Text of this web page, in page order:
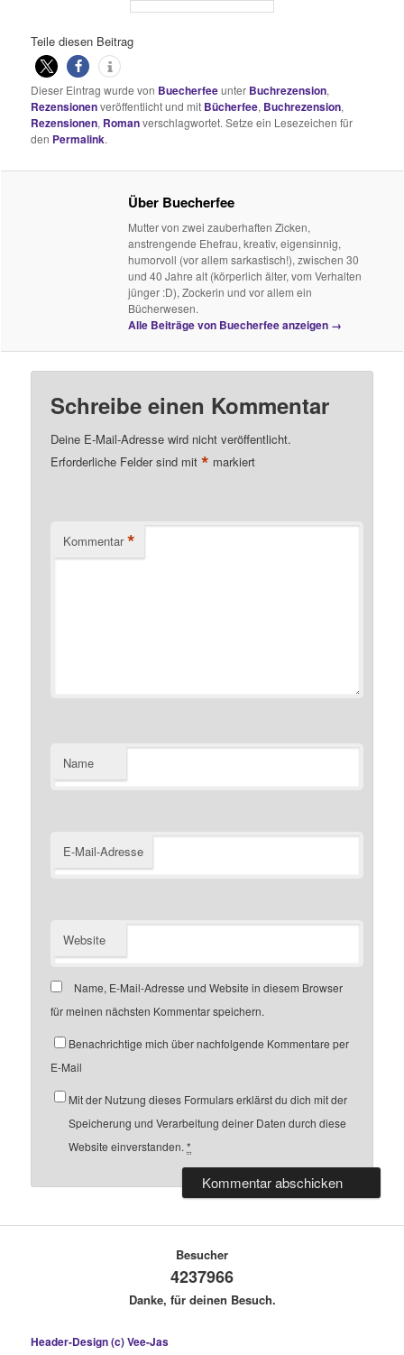
Teile diesen Beitrag
Dieser Eintrag wurde von Buecherfeeunter Buchrezension,
Rezensionenveröffentlicht und mit Bücherfee, Buchrezension,
Rezensionen, Romanverschlagwortet. Setze ein Lesezeichen für
den Permalink.
Über Buecherfee
Mutter von zwei zauberhaften Zicken,
anstrengende Ehefrau, kreativ, eigensinnig,
humorvoll (vor allem sarkastisch!), zwischen 30
und 40 Jahre alt (körperlich älter, vom Verhalten
jünger :D), Zockerin und vor allem ein
Bücherwesen.
Alle Beiträge von Buecherfee anzeigen →
Schreibe einen Kommentar
Deine E-Mail-Adresse wird nicht veröffentlicht.
Erforderliche Felder sind mit* markiert
Kommentar *
Name
E-Mail-Adresse
Website
Name, E-Mail-Adresse und Website in diesem Browser
für meinen nächsten Kommentar speichern.
Benachrichtige mich über nachfolgende Kommentare per
E-Mail
Mit der Nutzung dieses Formulars erklärst du dich mit der
Speicherung und Verarbeitung deiner Daten durch diese
Website einverstanden.*
Besucher
4237966
Danke, für deinen Besuch.
Header-Design (c) Vee-Jas